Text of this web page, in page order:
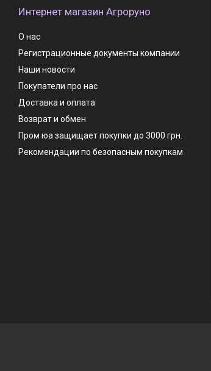
Интернет магазин Агроруно
О нас
Регистрационные документы компании
Наши новости
Покупатели про нас
Доставка и оплата
Возврат и обмен
Пром юа защищает покупки до 3000 грн.
Рекомендации по безопасным покупкам